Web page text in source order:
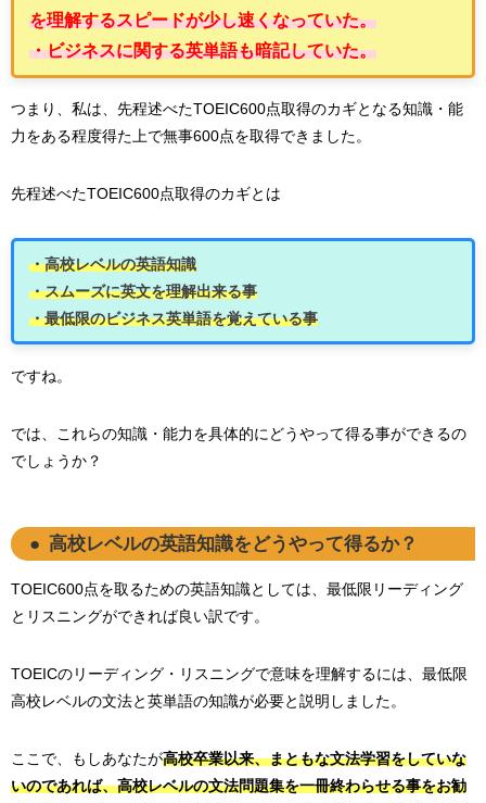
を理解するスピードが少し速くなっていた。
・ビジネスに関する英単語も暗記していた。
つまり、私は、先程述べたTOEIC600点取得のカギとなる知識・能
力をある程度得た上で無事600点を取得できました。
先程述べたTOEIC600点取得のカギとは
・高校レベルの英語知識
・スムーズに英文を理解出来る事
・最低限のビジネス英単語を覚えている事
ですね。
では、これらの知識・能力を具体的にどうやって得る事ができるの
でしょうか？
高校レベルの英語知識をどうやって得るか？
TOEIC600点を取るための英語知識としては、最低限リーディング
とリスニングができれば良い訳です。
TOEICのリーディング・リスニングで意味を理解するには、最低限
高校レベルの文法と英単語の知識が必要と説明しました。
ここで、もしあなたが高校卒業以来、まともな文法学習をしていな
いのであれば、高校レベルの文法問題集を一冊終わらせる事をお勧